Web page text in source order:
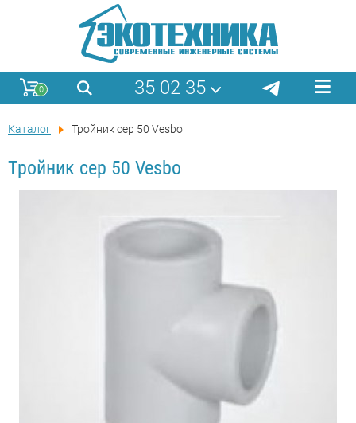
0 35 02 35
Каталог Тройник сер 50 Vesbo
Тройник сер 50 Vesbo